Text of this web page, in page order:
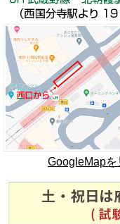
GoogleMap